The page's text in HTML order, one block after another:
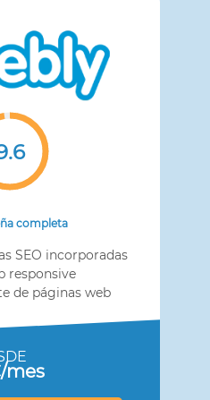
completa
SEO incorporadas
responsive
de páginas web
mes